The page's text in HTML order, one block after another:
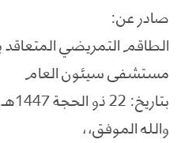
صادر عن:
الطاقم التمريضي
مستشفى سيئون العام
بتاريخ: 22 ذو الحجة 1447هـ | الموافق 7 يونيو 2026م*
والله الموفق،،